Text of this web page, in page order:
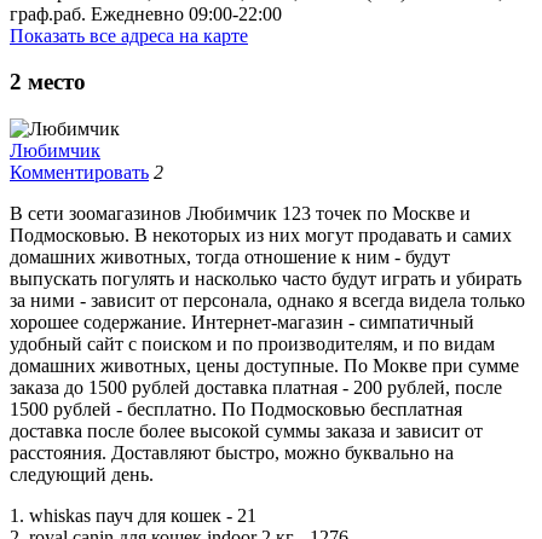
граф.раб. Ежедневно 09:00-22:00
Показать все адреса на карте
2 место
Любимчик
Комментировать 2
В сети зоомагазинов Любимчик 123 точек по Москве и
Подмосковью. В некоторых из них могут продавать и самих
домашних животных, тогда отношение к ним - будут
выпускать погулять и насколько часто будут играть и убирать
за ними - зависит от персонала, однако я всегда видела только
хорошее содержание. Интернет-магазин - симпатичный
удобный сайт с поиском и по производителям, и по видам
домашних животных, цены доступные. По Мокве при сумме
заказа до 1500 рублей доставка платная - 200 рублей, после
1500 рублей - бесплатно. По Подмосковью бесплатная
доставка после более высокой суммы заказа и зависит от
расстояния. Доставляют быстро, можно буквально на
следующий день.
1. whiskas пауч для кошек - 21